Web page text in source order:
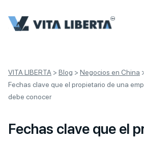
VITA LIBERTA > Blog > Negocios en China
Fechas clave que el propietario de una
debe conocer
Fechas clave que el